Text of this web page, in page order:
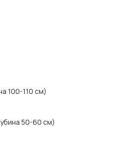
100-110 см)
50-60 см)